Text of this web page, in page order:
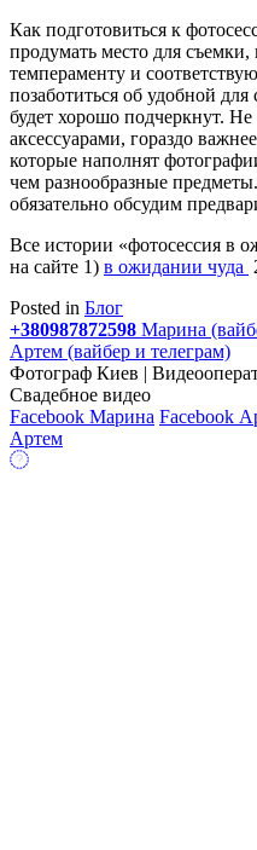
Как подготовиться к
продумать место для
темпераменту и
позаботиться об удобной
будет хорошо подчеркнут.
аксессуарами, гораздо
которые наполнят
чем разнообразные
обязательно обсудим
Все истории «фотосессия в
на сайте 1) в ожидании чуда
Posted in Блог
+380987872598 Марина
Артем (вайбер и телеграм)
Фотограф Киев |
Свадебное видео
Facebook Марина Facebook
Артем